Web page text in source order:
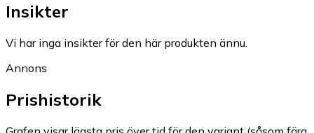
Insikter
Vi har inga insikter för den här produkten ännu.
Annons
Prishistorik